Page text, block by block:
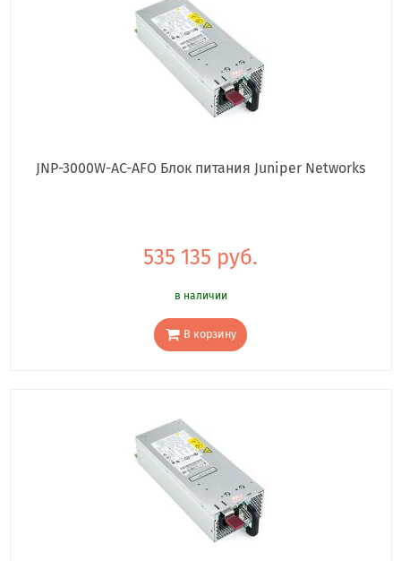
JNP-3000W-AC-AFO Блок питания Juniper Networks
535 135 руб.
в наличии
В корзину